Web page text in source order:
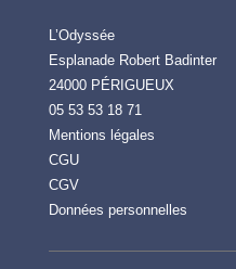
L’Odyssée
Esplanade Robert Badinter
24000 PÉRIGUEUX
05 53 53 18 71
Mentions légales
CGU
CGV
Données personnelles